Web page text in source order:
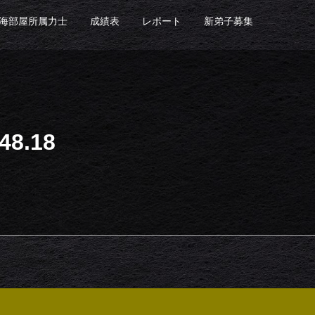
部屋所属力士 成績表 レポート 新弟子募集